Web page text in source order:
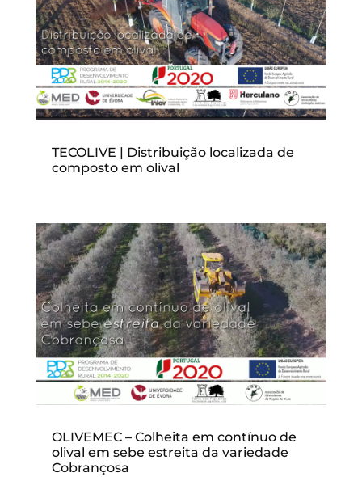
TECOLIVE | Distribuição localizada de
composto em olival
OLIVEMEC – Colheita em contínuo de
olival em sebe estreita da variedade
Cobrançosa